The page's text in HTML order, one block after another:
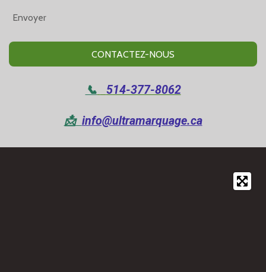
Envoyer
CONTACTEZ-NOUS
📞 514-377-8062
📩 info@ultramarquage.ca